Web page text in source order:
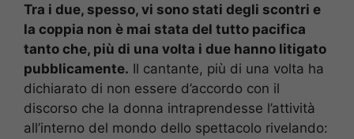
Tra i due, spesso, vi sono stati degli scontri e
la coppia non è mai stata del tutto pacifica
tanto che, più di una volta i due hanno litigato
pubblicamente. Il cantante, più di una volta ha
dichiarato di non essere d’accordo con il
discorso che la donna intraprendesse l’attività
all’interno del mondo dello spettacolo rivelando: